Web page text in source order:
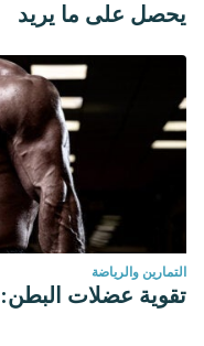
يحصل على ما يريد
التمارين والرياضة
تقوية عضلات البطن: